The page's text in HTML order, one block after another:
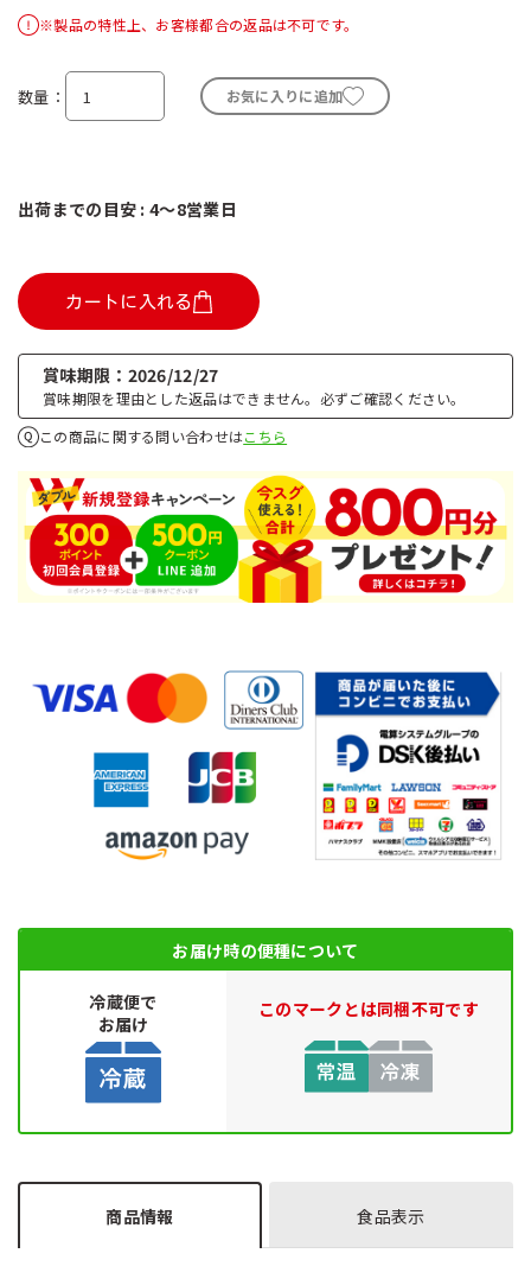
※製品の特性上、お客様都合の返品は不可です。
数量 お気に入りに追加
出荷までの目安 : 4～8営業日
カートに入れる
賞味期限 2026/12/27
賞味期限を理由とした返品はできません。必ずご確認ください。
この商品に関する問い合わせはこちら
お届け時の便種について
冷蔵便で
お届け
このマークとは同梱不可です
商品情報 食品表示